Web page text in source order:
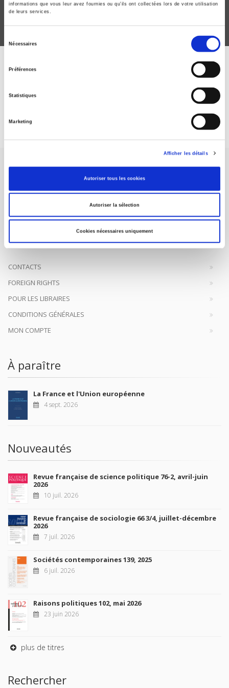
informations que vous leur avez fournies ou qu'ils ont collectées lors de votre utilisation
de leurs services.
Nécessaires
Préférences
Statistiques
Marketing
Afficher les détails
Autoriser tous les cookies
Autoriser la sélection
Cookies nécessaires uniquement
ABONNEZ-VOUS À NOS
Presses de Sciences Po participent depuis leur création en 1976
à la transmission des savoirs et des idéescontinuer
CONTACTS
FOREIGN RIGHTS
POUR LES LIBRAIRES
CONDITIONS GÉNÉRALES
MON COMPTE
À paraître
La France et l'Union européenne
4 sept. 2026
Nouveautés
Revue française de science politique 76-2, avril-juin
2026
10 juil. 2026
Revue française de sociologie 66 3/4, juillet-décembre
2026
7 juil. 2026
Sociétés contemporaines 139, 2025
6 juil. 2026
Raisons politiques 102, mai 2026
23 juin 2026
plus de titres
Rechercher